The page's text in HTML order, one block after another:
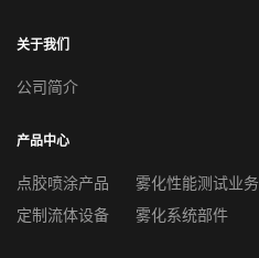
关于我们
公司简介
产品中心
点胶喷涂产品 雾化性能测试业务
定制流体设备
雾化系统部件